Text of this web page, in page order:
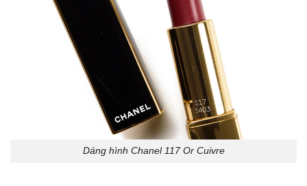
Dáng hình Chanel 117 Or Cuivre